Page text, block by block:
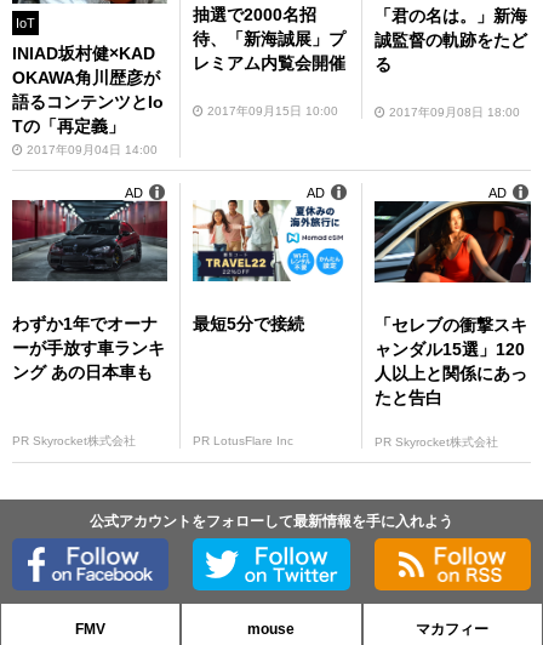
IoT
INIAD坂村健×KAD
OKAWA角川歴彦が
語るコンテンツとIo
Tの「再定義」
2017年09月04日 14:00
抽選で2000名招
待、「新海誠展」プ
レミアム内覧会開催
2017年09月15日 10:00
「君の名は。」新海
誠監督の軌跡をたど
る
2017年09月08日 18:00
わずか1年でオーナ
ーが手放す車ランキ
ング あの日本車も
PR Skyrocket株式会社
AD
最短5分で接続
PR LotusFlare Inc
AD
「セレブの衝撃スキ
ャンダル15選」120
人以上と関係にあっ
たと告白
PR Skyrocket株式会社
AD
公式アカウントをフォローして最新情報を手に入れよう
FMV mouse マカフィー